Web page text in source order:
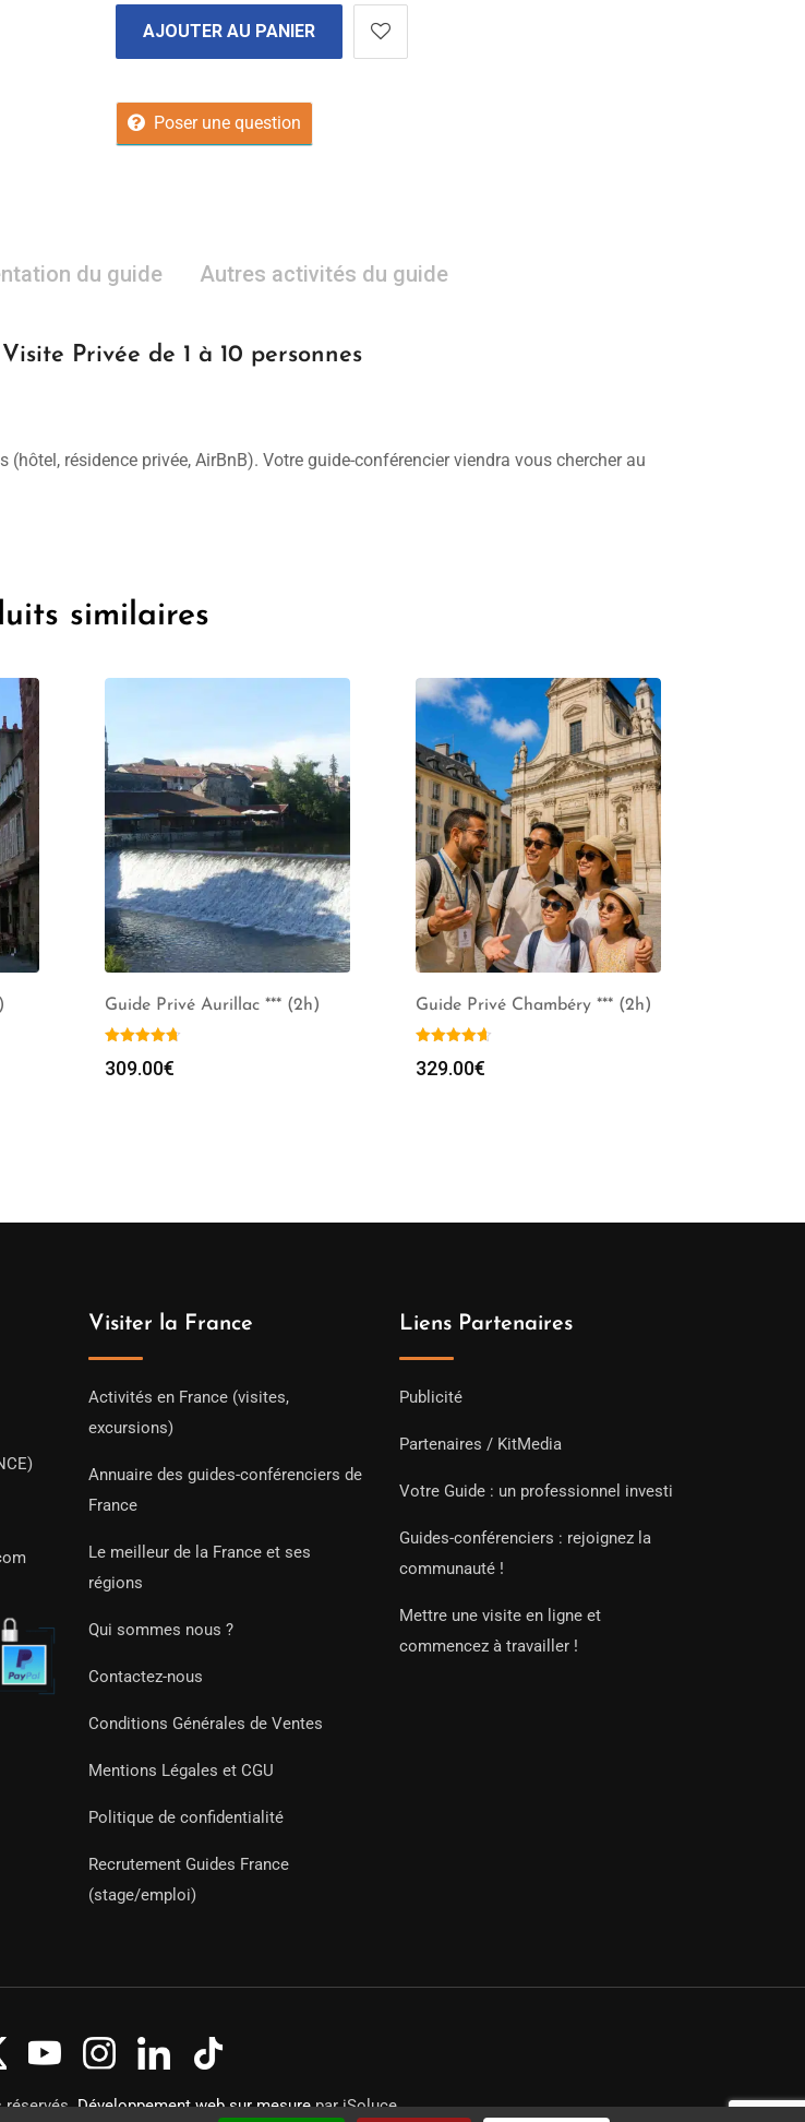
AJOUTER AU PANIER
Poser une question
du guide Autres activités du guide
Privée de 1 à 10 personnes
résidence privée, AirBnB). Votre guide-conférencier viendra vous chercher au
similaires
Guide Privé Aurillac *** (2h)
309.00€
Guide Privé Chambéry *** (2h)
329.00€
Visiter la France
Activités en France (visites,
excursions)
Annuaire des guides-conférenciers de
France
Le meilleur de la France et ses
régions
Qui sommes nous ?
Contactez-nous
Conditions Générales de Ventes
Mentions Légales et CGU
Politique de confidentialité
Recrutement Guides France
(stage/emploi)
Liens Partenaires
Publicité
Partenaires / KitMedia
Votre Guide : un professionnel investi
Guides-conférenciers : rejoignez la
communauté !
Mettre une visite en ligne et
commencez à travailler !
réservés.Développement web sur mesurepar iSoluce